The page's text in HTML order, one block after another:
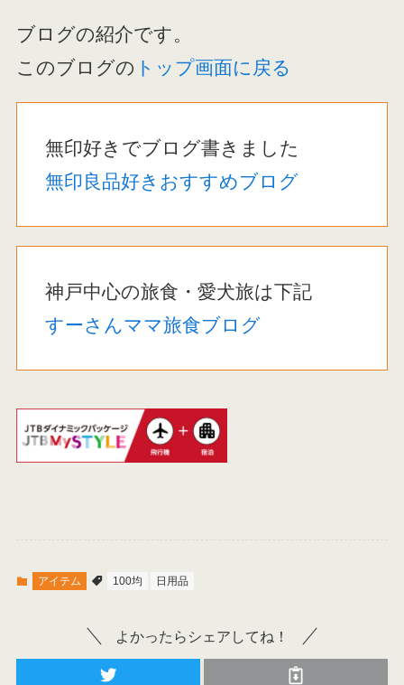
ブログの紹介です。
このブログの トップ画面に戻る
無印好きでブログ書きました
無印良品好きおすすめブログ
神戸中心の旅食・愛犬旅は下記
すーさんママ旅食ブログ
アイテム 100均 日用品
よかったらシェアしてね！